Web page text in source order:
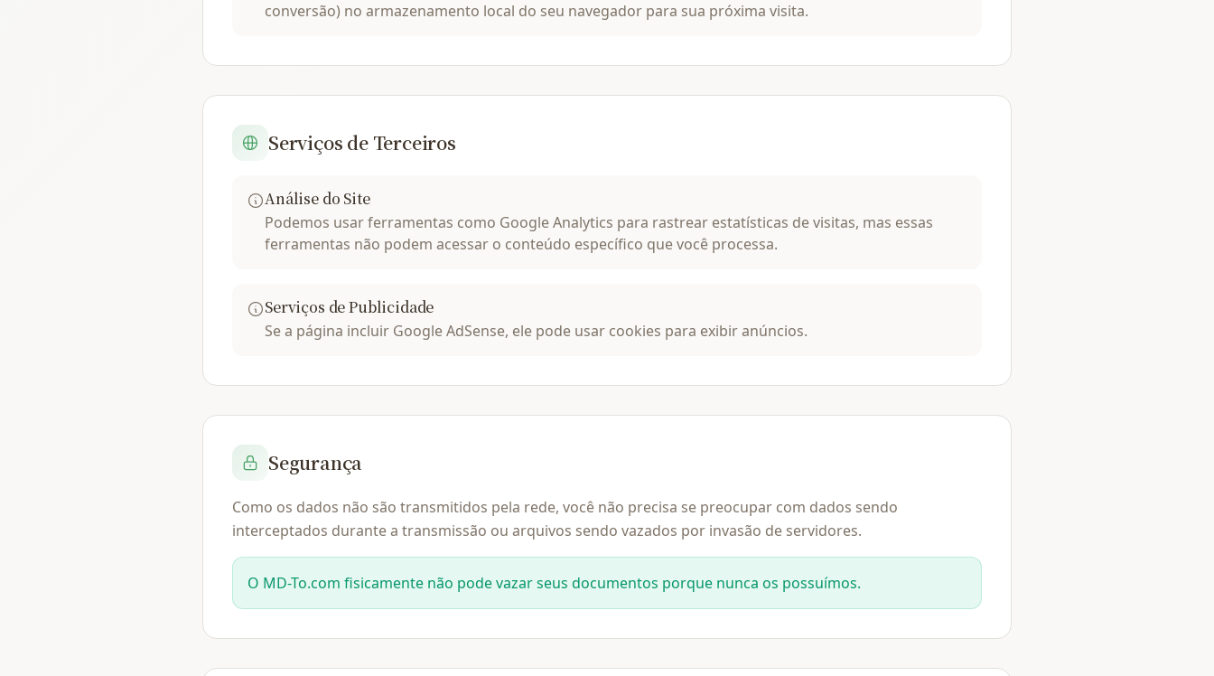
conversão) no armazenamento local do seu navegador para sua próxima visita.
Serviços de Terceiros
Análise do Site
Podemos usar ferramentas como Google Analytics para rastrear estatísticas de visitas, mas essas
ferramentas não podem acessar o conteúdo específico que você processa.
Serviços de Publicidade
Se a página incluir Google AdSense, ele pode usar cookies para exibir anúncios.
Segurança
Como os dados não são transmitidos pela rede, você não precisa se preocupar com dados sendo
interceptados durante a transmissão ou arquivos sendo vazados por invasão de servidores.
O MD-To.com fisicamente não pode vazar seus documentos porque nunca os possuímos.